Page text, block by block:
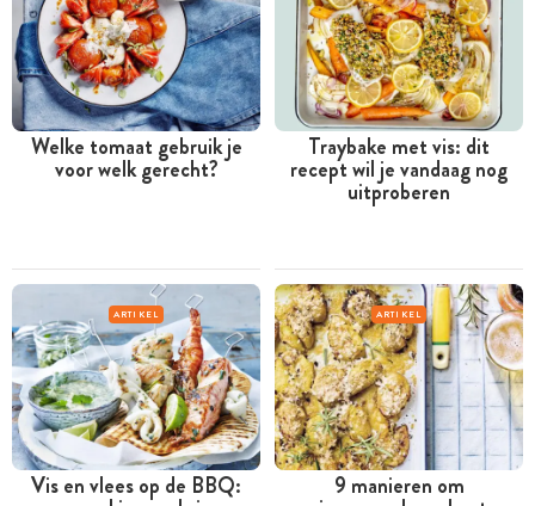
Welke tomaat gebruik je
voor welk gerecht?
Traybake met vis: dit
recept wil je vandaag nog
uitproberen
ARTIKEL
Vis en vlees op de BBQ:
ARTIKEL
9 manieren om